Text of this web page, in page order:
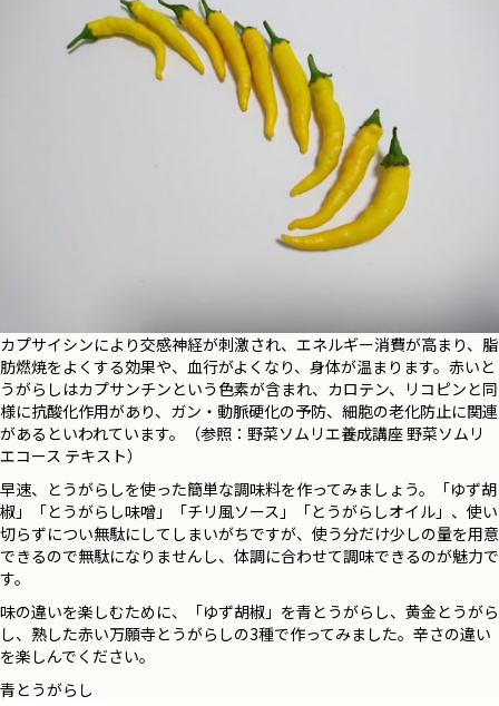
カプサイシンにより交感神経が刺激され、エネルギー消費が高まり、脂
肪燃焼をよくする効果や、血行がよくなり、身体が温まります。赤いと
うがらしはカプサンチンという色素が含まれ、カロテン、リコピンと同
様に抗酸化作用があり、ガン・動脈硬化の予防、細胞の老化防止に関連
があるといわれています。（参照：野菜ソムリエ養成講座 野菜ソムリ
エコース テキスト）
早速、とうがらしを使った簡単な調味料を作ってみましょう。「ゆず胡
椒」「とうがらし味噌」「チリ風ソース」「とうがらしオイル」、使い
切らずについ無駄にしてしまいがちですが、使う分だけ少しの量を用意
できるので無駄になりませんし、体調に合わせて調味できるのが魅力で
す。
味の違いを楽しむために、「ゆず胡椒」を青とうがらし、黄金とうがら
し、熟した赤い万願寺とうがらしの3種で作ってみました。辛さの違い
を楽しんでください。
青とうがらし